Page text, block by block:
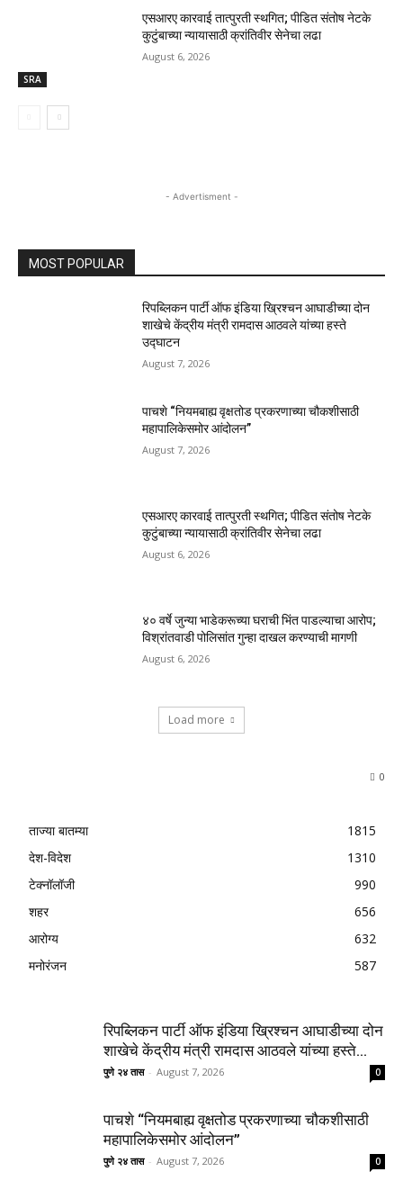
SRA
एसआरए कारवाई तात्पुरती स्थगित; पीडित संतोष नेटके
कुटुंबाच्या न्यायासाठी क्रांतिवीर सेनेचा लढा
August 6, 2026
- Advertisment -
MOST POPULAR
रिपब्लिकन पार्टी ऑफ इंडिया ख्रिश्चन आघाडीच्या दोन
शाखेचे केंद्रीय मंत्री रामदास आठवले यांच्या हस्ते
उद्घाटन
August 7, 2026
पाचशे “नियमबाह्य वृक्षतोड प्रकरणाच्या चौकशीसाठी
महापालिकेसमोर आंदोलन”
August 7, 2026
एसआरए कारवाई तात्पुरती स्थगित; पीडित संतोष नेटके
कुटुंबाच्या न्यायासाठी क्रांतिवीर सेनेचा लढा
August 6, 2026
४० वर्षे जुन्या भाडेकरूच्या घराची भिंत पाडल्याचा आरोप;
विश्रांतवाडी पोलिसांत गुन्हा दाखल करण्याची मागणी
August 6, 2026
Load more
0
ताज्या बातम्या
1815
देश-विदेश
1310
टेक्नॉलॉजी
990
शहर
656
आरोग्य
632
मनोरंजन
587
रिपब्लिकन पार्टी ऑफ इंडिया ख्रिश्चन आघाडीच्या दोन
शाखेचे केंद्रीय मंत्री रामदास आठवले यांच्या हस्ते...
पुणे २४ तास - August 7, 2026 0
पाचशे “नियमबाह्य वृक्षतोड प्रकरणाच्या चौकशीसाठी
महापालिकेसमोर आंदोलन”
पुणे २४ तास - August 7, 2026 0